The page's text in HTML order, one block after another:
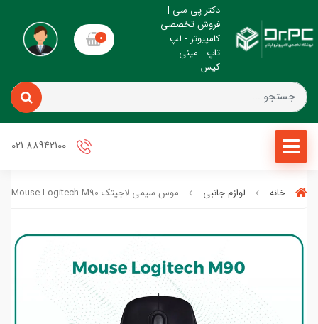
دکتر پی سی |
فروش تخصصی
کامپیوتر - لپ
تاپ - مینی
کیس
0
خانه لوازم جانبی موس سیمی لاجیتک Mouse Logitech M90